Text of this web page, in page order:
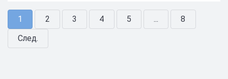
1 2 3 4 5 ...
8
След.